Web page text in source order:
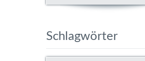
Schlagwörter